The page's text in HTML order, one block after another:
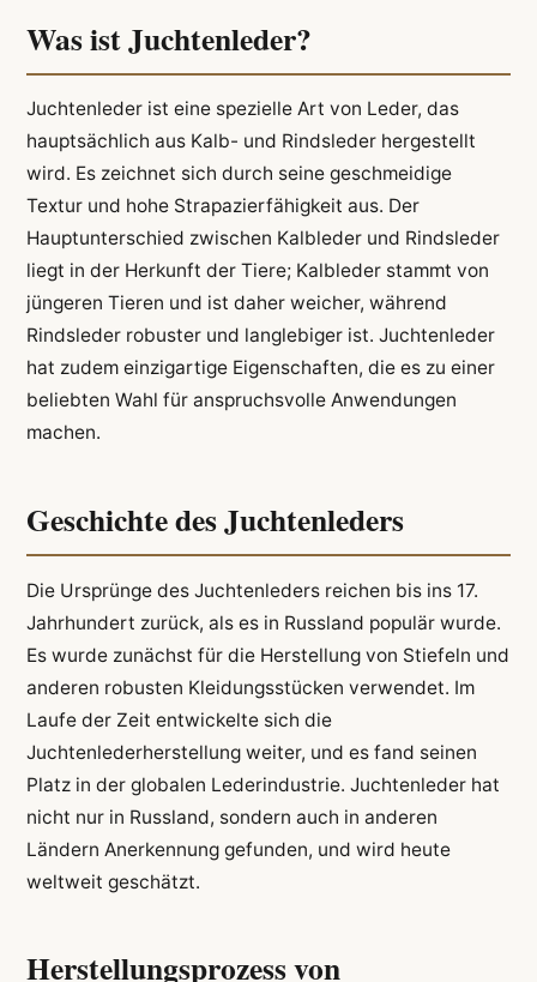
Was ist Juchtenleder?
Juchtenleder ist eine spezielle Art von Leder, das
hauptsächlich aus Kalb- und Rindsleder hergestellt
wird. Es zeichnet sich durch seine geschmeidige
Textur und hohe Strapazierfähigkeit aus. Der
Hauptunterschied zwischen Kalbleder und Rindsleder
liegt in der Herkunft der Tiere; Kalbleder stammt von
jüngeren Tieren und ist daher weicher, während
Rindsleder robuster und langlebiger ist. Juchtenleder
hat zudem einzigartige Eigenschaften, die es zu einer
beliebten Wahl für anspruchsvolle Anwendungen
machen.
Geschichte des Juchtenleders
Die Ursprünge des Juchtenleders reichen bis ins 17.
Jahrhundert zurück, als es in Russland populär wurde.
Es wurde zunächst für die Herstellung von Stiefeln und
anderen robusten Kleidungsstücken verwendet. Im
Laufe der Zeit entwickelte sich die
Juchtenlederherstellung weiter, und es fand seinen
Platz in der globalen Lederindustrie. Juchtenleder hat
nicht nur in Russland, sondern auch in anderen
Ländern Anerkennung gefunden, und wird heute
weltweit geschätzt.
Herstellungsprozess von